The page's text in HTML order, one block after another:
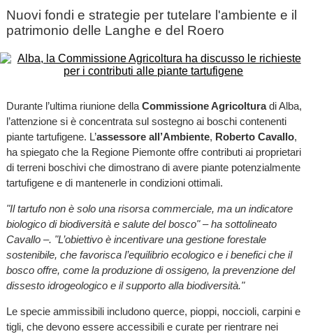
Nuovi fondi e strategie per tutelare l'ambiente e il
patrimonio delle Langhe e del Roero
Durante l’ultima riunione della Commissione Agricolturadi Alba,
l’attenzione si è concentrata sul sostegno ai boschi contenenti
piante tartufigene. L’assessore all’Ambiente, Roberto Cavallo,
ha spiegato che la Regione Piemonte offre contributi ai proprietari
di terreni boschivi che dimostrano di avere piante potenzialmente
tartufigene e di mantenerle in condizioni ottimali.
"Il tartufo non è solo una risorsa commerciale, ma un indicatore
biologico di biodiversità e salute del bosco" – ha sottolineato
Cavallo –. "L’obiettivo è incentivare una gestione forestale
sostenibile, che favorisca l’equilibrio ecologico e i benefici che il
bosco offre, come la produzione di ossigeno, la prevenzione del
dissesto idrogeologico e il supporto alla biodiversità."
Le specie ammissibili includono querce, pioppi, noccioli, carpini e
tigli, che devono essere accessibili e curate per rientrare nei